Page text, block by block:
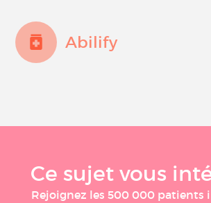
Abilify
Ce sujet vous
Rejoignez les 500 000 patients